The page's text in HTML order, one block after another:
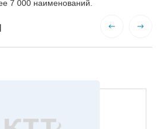
7 000 наименований.